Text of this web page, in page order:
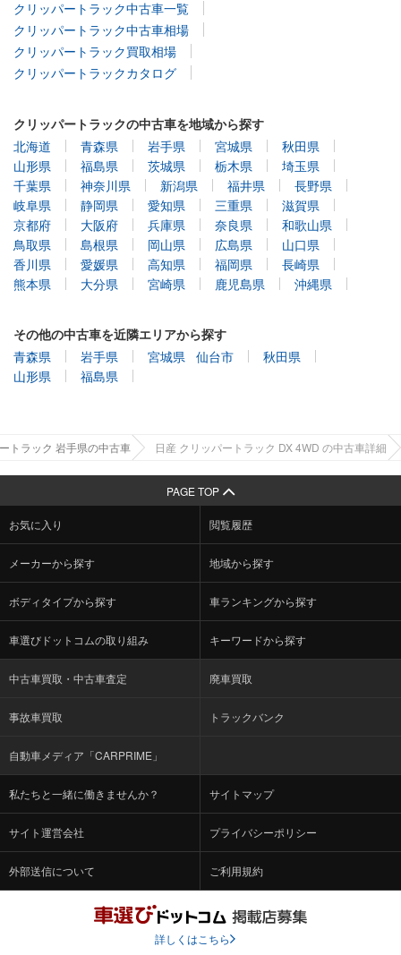
クリッパートラック中古車一覧
クリッパートラック中古車相場
クリッパートラック買取相場
クリッパートラックカタログ
クリッパートラックの中古車を地域から探す
北海道
青森県 岩手県 宮城県
秋田県
山形県
福島県 茨城県 栃木県
埼玉県
千葉県
神奈川県 新潟県 福井県
長野県
岐阜県
静岡県 愛知県 三重県
滋賀県
京都府
大阪府 兵庫県 奈良県
和歌山県
鳥取県
島根県 岡山県 広島県
山口県
香川県
愛媛県 高知県 福岡県
長崎県
熊本県
大分県 宮崎県 鹿児島県 沖縄県
その他の中古車を近隣エリアから探す
青森県
岩手県 宮城県 仙台市
秋田県
山形県
福島県
トラック 岩手県の中古車 日産 クリッパートラック DX 4WD の中古車詳細
PAGE TOP
お気に入り 閲覧履歴
メーカーから探す 地域から探す
ボディタイプから探す 車ランキングから探す
車選びドットコムの取り組み キーワードから探す
中古車買取・中古車査定 廃車買取
事故車買取 トラックバンク
自動車メディア「CARPRIME」
私たちと一緒に働きませんか？ サイトマップ
サイト運営会社 プライバシーポリシー
外部送信について ご利用規約
詳しくはこちら